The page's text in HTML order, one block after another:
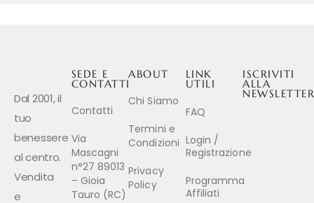
Dal 2001, il
tuo
benessere
al centro.
Vendita
e
LINK
UTILI
FAQ
Login /
Registrazione
Programma
Affiliati
ABOUT
Chi Siamo
Termini e
Condizioni
Privacy
Policy
SEDE E
CONTATTI
Contatti
Via
Mascagni
n°27 89013
– Gioia
Tauro (RC)
ISCRIVITI
ALLA